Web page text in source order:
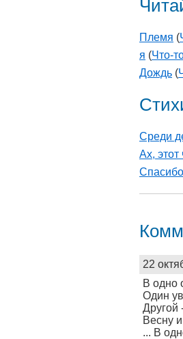
Племя (
я (Что-
Дождь (
Среди
Ах,
22
В одно
Один
Другой
Весну
... В